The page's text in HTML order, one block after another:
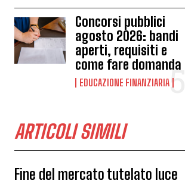
Concorsi pubblici
agosto 2026: bandi
aperti, requisiti e
come fare domanda
EDUCAZIONE FINANZIARIA
ARTICOLI SIMILI
Fine del mercato tutelato luce